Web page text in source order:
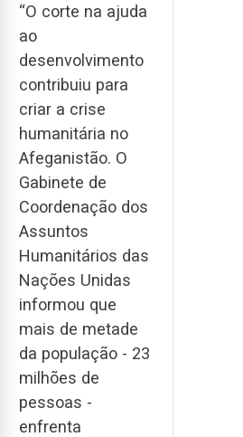
“O corte na ajuda
ao
desenvolvimento
contribuiu para
criar a crise
humanitária no
Afeganistão. O
Gabinete de
Coordenação dos
Assuntos
Humanitários das
Nações Unidas
informou que
mais de metade
da população - 23
milhões de
pessoas -
enfrenta